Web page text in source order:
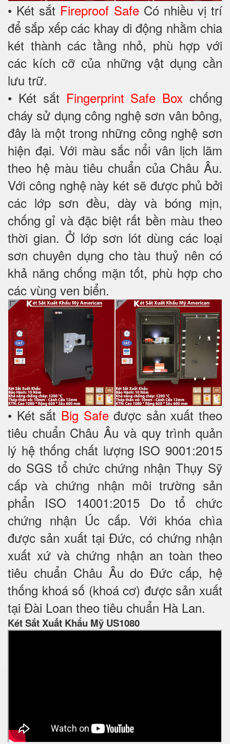
• Két sắt Fireproof SafeCó nhiều vị trí
để sắp xếp các khay di động nhằm chia
két thành các tầng nhỏ, phù hợp với
các kích cỡ của những vật dụng cần
lưu trữ.
• Két sắt Fingerprint Safe Box chống
cháy sử dụng công nghệ sơn vân bông,
đây là một trong những công nghệ sơn
hiện đại. Với màu sắc nổi vân lịch lãm
theo hệ màu tiêu chuẩn của Châu Âu.
Với công nghệ này két sẽ được phủ bởi
các lớp sơn đều, dày và bóng mịn,
chống gỉ và đặc biệt rất bền màu theo
thời gian. Ở lớp sơn lót dùng các loại
sơn chuyên dụng cho tàu thuỷ nên có
khả năng chống mặn tốt, phù hợp cho
các vùng ven biển.
• Két sắt Big Safeđược sản xuất theo
tiêu chuẩn Châu Âu và quy trình quản
lý hệ thống chất lượng ISO 9001:2015
do SGS tổ chức chứng nhận Thụy Sỹ
cấp và chứng nhận môi trường sản
phẩn ISO 14001:2015 Do tổ chức
chứng nhận Úc cấp. Với khóa chìa
được sản xuất tại Đức, có chứng nhận
xuất xứ và chứng nhận an toàn theo
tiêu chuẩn Châu Âu do Đức cấp, hệ
thống khoá số (khoá cơ) được sản xuất
tại Đài Loan theo tiêu chuẩn Hà Lan.
Két Sắt Xuất Khẩu Mỹ US1080